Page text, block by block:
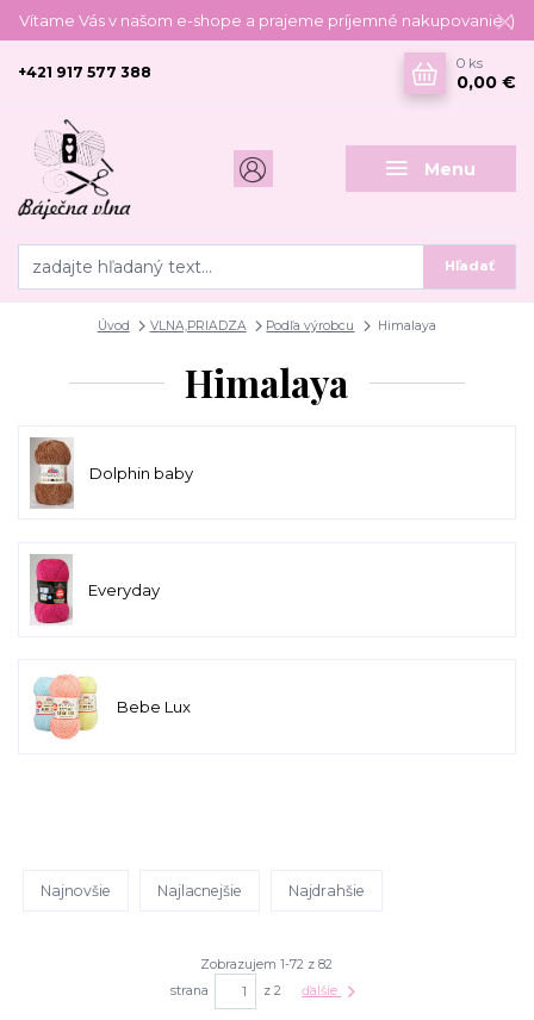
Vítame Vás v našom e-shope a prajeme príjemné nakupovanie :)
Menu
Hľadať
+421 917 577 388
0 ks
0,00 €
Úvod VLNA,PRIADZA Podľa výrobcu Himalaya
Himalaya
Dolphin baby
Everyday
Bebe Lux
Najnovšie Najlacnejšie Najdrahšie
Zobrazujem 1-72 z 82
strana
z 2 ďalšie